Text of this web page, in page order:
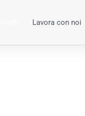
Lavora con noi